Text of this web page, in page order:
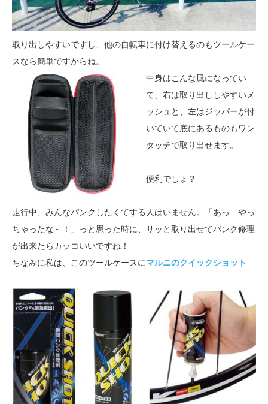
取り出しやすいですし、他の自転車に付け替えるのもツールケー
スなら簡単ですからね。
中身はこんな風になってい
て、右は取り出ししやすいメ
ッシュと、左はジッパーが付
いていて底にあるものもワン
タッチで取り出せます。
便利でしょ？
走行中、みんなパンクしたくてする人はいません。「あっ やっ
ちゃったな～！」っと思った時に、サッと取り出せてパンク修理
が出来たらカッコいいですね！
ちなみに私は、このツールケースにマルニのクイックショット